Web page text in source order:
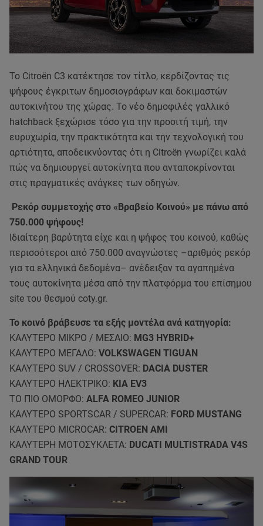
Το Citroën C3 κατέκτησε τον τίτλο, κερδίζοντας τις
ψήφους έγκριτων δημοσιογράφων και δοκιμαστών
αυτοκινήτου της χώρας. Το νέο δημοφιλές γαλλικό
hatchback ξεχώρισε τόσο για την προσιτή τιμή, την
ευρυχωρία, την πρακτικότητα και την τεχνολογική του
αρτιότητα, αποδεικνύοντας ότι η Citroën γνωρίζει καλά
πώς να δημιουργεί αυτοκίνητα που ανταποκρίνονται
στις πραγματικές ανάγκες των οδηγών.
Ρεκόρ συμμετοχής στο «Βραβείο Κοινού» με πάνω από
750.000 ψήφους!
Ιδιαίτερη βαρύτητα είχε και η ψήφος του κοινού, καθώς
περισσότεροι από 750.000 αναγνώστες –αριθμός ρεκόρ
για τα ελληνικά δεδομένα– ανέδειξαν τα αγαπημένα
τους αυτοκίνητα μέσα από την πλατφόρμα του επίσημου
site του θεσμού coty.gr.
Το κοινό βράβευσε τα εξής μοντέλα ανά κατηγορία:
ΚΑΛΥΤΕΡΟ ΜΙΚΡΟ / ΜΕΣΑΙΟ: MG3 HYBRID+
ΚΑΛΥΤΕΡΟ ΜΕΓΑΛΟ: VOLKSWAGEN TIGUAN
ΚΑΛΥΤΕΡΟ SUV / CROSSOVER: DACIA DUSTER
ΚΑΛΥΤΕΡΟ ΗΛΕΚΤΡΙΚΟ: KIA EV3
ΤΟ ΠΙΟ ΟΜΟΡΦΟ: ALFA ROMEO JUNIOR
ΚΑΛΥΤΕΡΟ SPORTSCAR / SUPERCAR: FORD MUSTANG
ΚΑΛΥΤΕΡΟ MICROCAR: CITROEN AMI
ΚΑΛΥΤΕΡΗ ΜΟΤΟΣΥΚΛΕΤΑ: DUCATI MULTISTRADA V4S
GRAND TOUR